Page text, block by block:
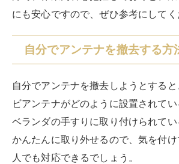
用意する物
長はしご、工具（ニッパーやレン
め、はしごは長いものが必要です。
はしごは、屋根の雨どいなどに固定し
にしておきます。上り下りする際は
者とは別の一人がはしごを支えるよう